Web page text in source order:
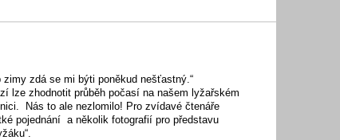
zimy zdá se mi býti poněkud nešťastný.“
lze zhodnotit průběh počasí na našem lyžařském
Nás to ale nezlomilo! Pro zvídavé čtenáře
pojednání a několik fotografií pro představu